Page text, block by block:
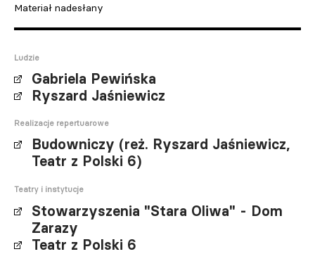
Materiał nadesłany
Ludzie
Gabriela Pewińska
Ryszard Jaśniewicz
Realizacje repertuarowe
Budowniczy (reż. Ryszard Jaśniewicz,
Teatr z Polski 6)
Teatry i instytucje
Stowarzyszenia "Stara Oliwa" - Dom
Zarazy
Teatr z Polski 6